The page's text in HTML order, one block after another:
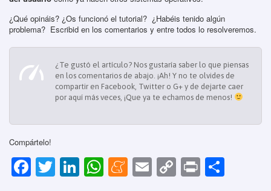
¿Qué opináis? ¿Os funcionó el tutorial? ¿Habéis tenido algún
problema? Escribid en los comentarios y entre todos lo resolveremos.
¿Te gustó el artículo? Nos gustaría saber lo que piensas
en los comentarios de abajo. ¡Ah! Y no te olvides de
compartir en Facebook, Twitter o G+ y de dejarte caer
por aquí más veces, ¡Que ya te echamos de menos!
Compártelo!
F T Li W M E C Pr